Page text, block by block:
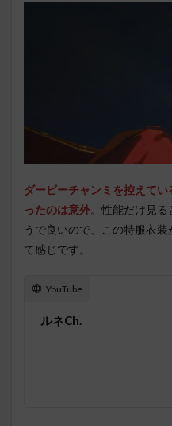
ダービーチャンミを控えて
ったのは意外。性能だけ見
うで良いので、この特服衣
て感じです。
YouTube
ルネCh.